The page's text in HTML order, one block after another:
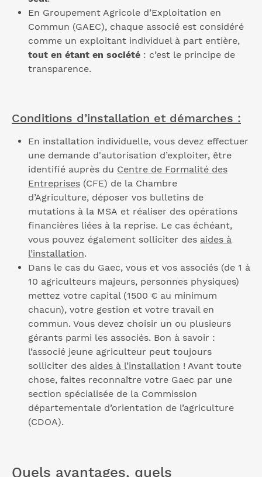
En Groupement Agricole d’Exploitation en
Commun (GAEC), chaque associé est considéré
comme un exploitant individuel à part entière,
tout en étant en société : c’est le principe de
transparence.
Conditions d’installation et démarches :
En installation individuelle, vous devez effectuer
une demande d'autorisation d’exploiter, être
identifié auprès du Centre de Formalité des
Entreprises (CFE) de la Chambre
d’Agriculture, déposer vos bulletins de
mutations à la MSA et réaliser des opérations
financières liées à la reprise. Le cas échéant,
vous pouvez également solliciter des aides à
l’installation.
Dans le cas du Gaec, vous et vos associés (de 1 à
10 agriculteurs majeurs, personnes physiques)
mettez votre capital (1500 € au minimum
chacun), votre gestion et votre travail en
commun. Vous devez choisir un ou plusieurs
gérants parmi les associés. Bon à savoir :
l’associé jeune agriculteur peut toujours
solliciter des aides à l’installation ! Avant toute
chose, faites reconnaître votre Gaec par une
section spécialisée de la Commission
départementale d’orientation de l’agriculture
(CDOA).
Quels avantages, quels